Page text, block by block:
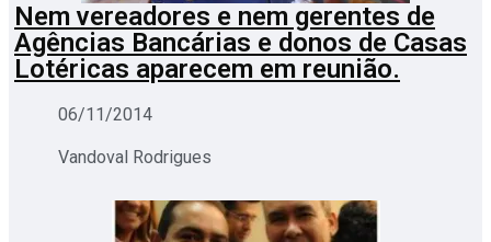
Nem vereadores e nem gerentes de
Agências Bancárias e donos de Casas
Lotéricas aparecem em reunião.
06/11/2014
Vandoval Rodrigues